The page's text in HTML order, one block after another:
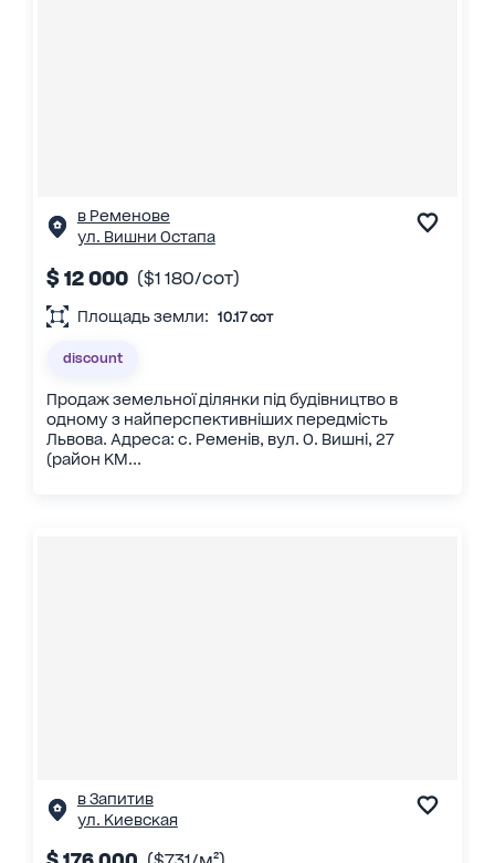
в Ременове
ул. Вишни Остапа
$ 12 000 ($1 180/сот)
Площадь земли: 10.17 сот
discount
Продаж земельної ділянки під будівництво в
одному з найперспективніших передмість
Львова. Адреса: с. Ременів, вул. О. Вишні, 27
(район КМ...
в Запитив
ул. Киевская